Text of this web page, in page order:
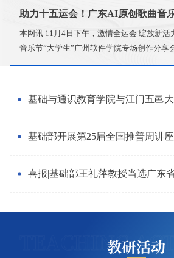
本网讯 11月4日下午，激情全运会 绽放新
音乐节“大学生”广州软件学院专场创作分享
化育人特色。嘉宾云集，共赴科技艺术之约
TEACHING
教研活动